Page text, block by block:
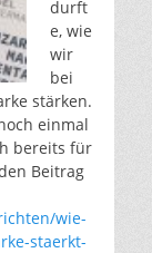
durft
e, wie
wir
bei
stärken.
einmal
bereits für
Beitrag
wie-
staerkt-